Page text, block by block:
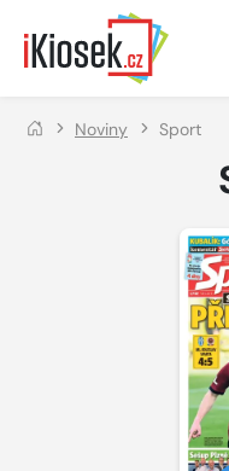
Přejít na hlavní obsah
Noviny Sport